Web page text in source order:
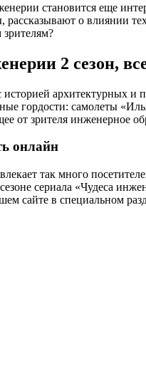
становится еще
рассказывают о влиянии
2 сезон,
историей архитектурных
гордости: самолеты
от зрителя инженерное
онлайн
так много
сериала «Чудеса
сайте в специальном